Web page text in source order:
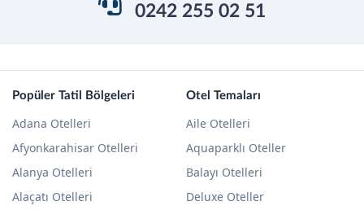
0242 255 02 51
Popüler Tatil Bölgeleri
Adana Otelleri
Afyonkarahisar Otelleri
Alanya Otelleri
Alaçatı Otelleri
Otel Temaları
Aile Otelleri
Aquaparklı Oteller
Balayı Otelleri
Deluxe Oteller